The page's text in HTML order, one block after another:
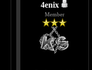
4enix
Member